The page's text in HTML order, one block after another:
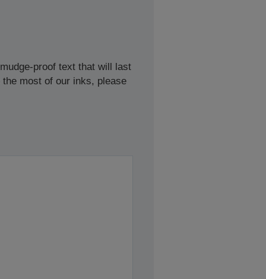
proof text that will last
most of our inks, please